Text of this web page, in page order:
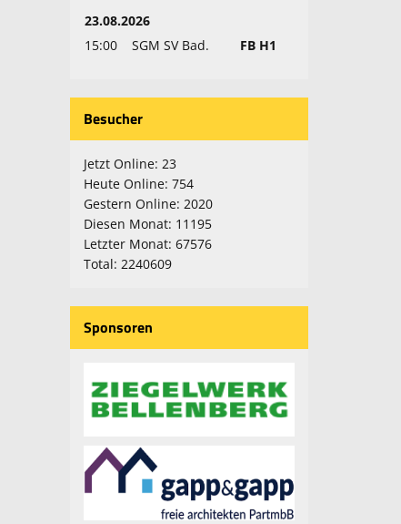
23.08.2026
15:00
SGM SV Bad. FB H1
Besucher
Jetzt Online: 23
Heute Online: 754
Gestern Online: 2020
Diesen Monat: 11195
Letzter Monat: 67576
Total: 2240609
Sponsoren